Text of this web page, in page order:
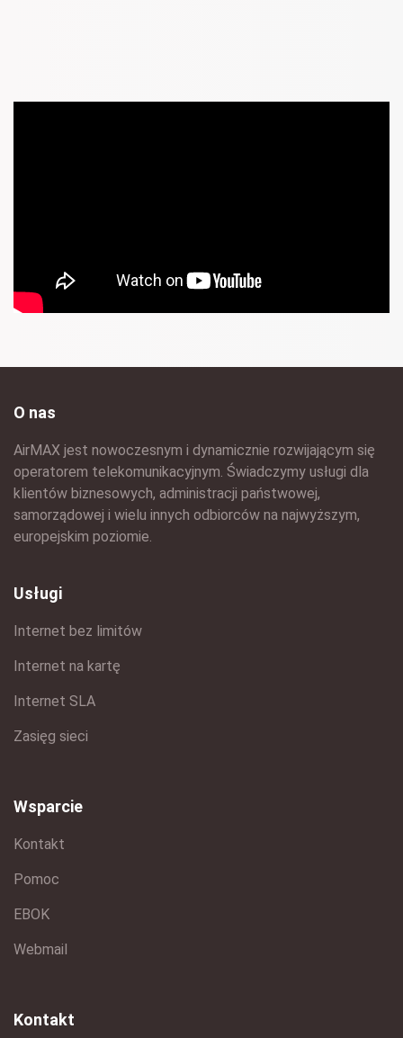
O nas
AirMAX jest nowoczesnym i dynamicznie rozwijającym się
operatorem telekomunikacyjnym. Świadczymy usługi dla
klientów biznesowych, administracji państwowej,
samorządowej i wielu innych odbiorców na najwyższym,
europejskim poziomie.
Usługi
Internet bez limitów
Internet na kartę
Internet SLA
Zasięg sieci
Wsparcie
Kontakt
Pomoc
EBOK
Webmail
Kontakt